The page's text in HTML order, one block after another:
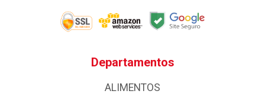
Departamentos
ALIMENTOS